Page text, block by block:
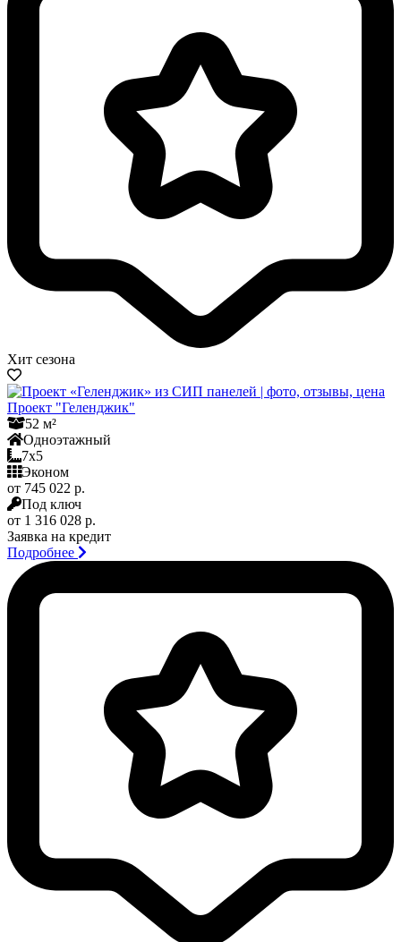
Хит сезона
Проект "Геленджик"
52 м²
Одноэтажный
7x5
Эконом
от 745 022 р.
Под ключ
от 1 316 028 р.
Заявка на кредит
Подробнее